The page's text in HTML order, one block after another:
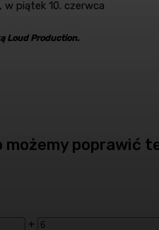
piątek 10. czerwca
Loud Production.
możemy poprawić
+